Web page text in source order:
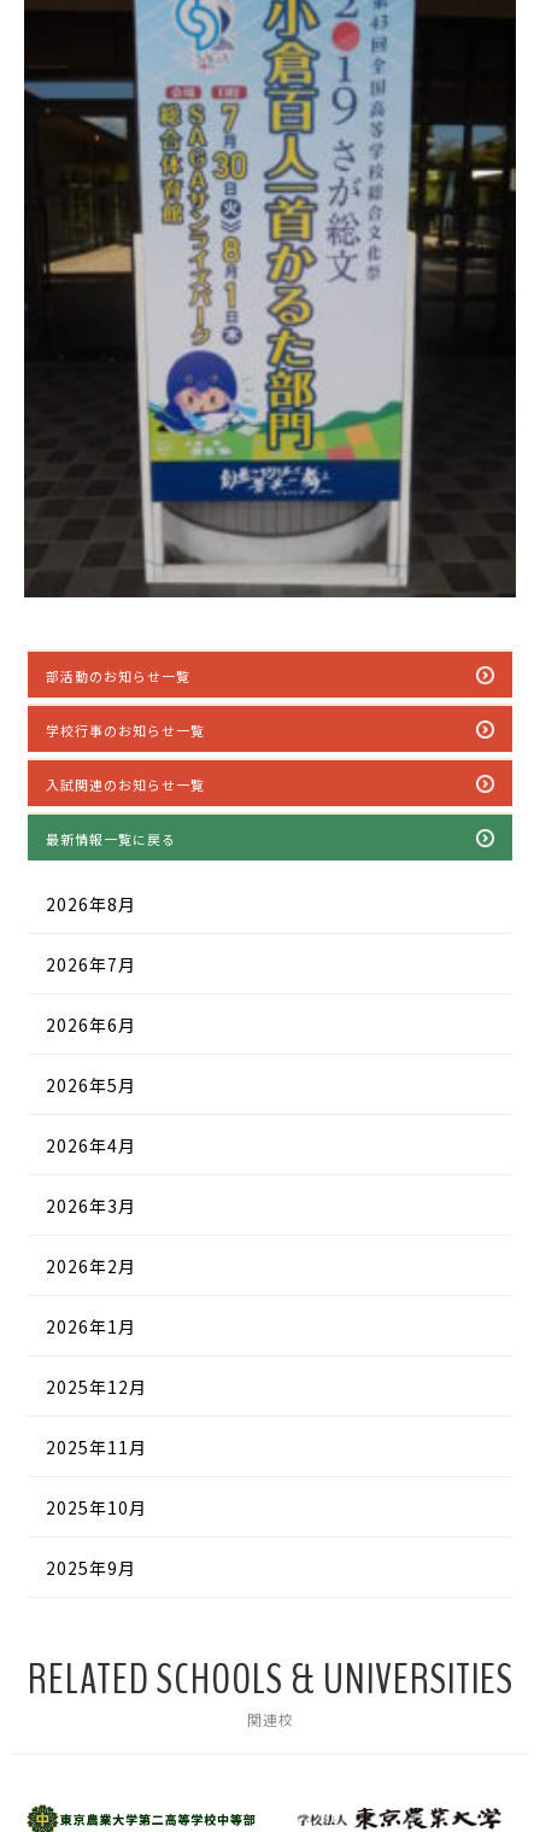
部活動のお知らせ一覧
学校行事のお知らせ一覧
入試関連のお知らせ一覧
最新情報一覧に戻る
2026年8月
2026年7月
2026年6月
2026年5月
2026年4月
2026年3月
2026年2月
2026年1月
2025年12月
2025年11月
2025年10月
2025年9月
RELATED SCHOOLS & UNIVERSITIES
関連校